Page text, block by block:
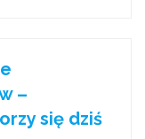
–
się dziś